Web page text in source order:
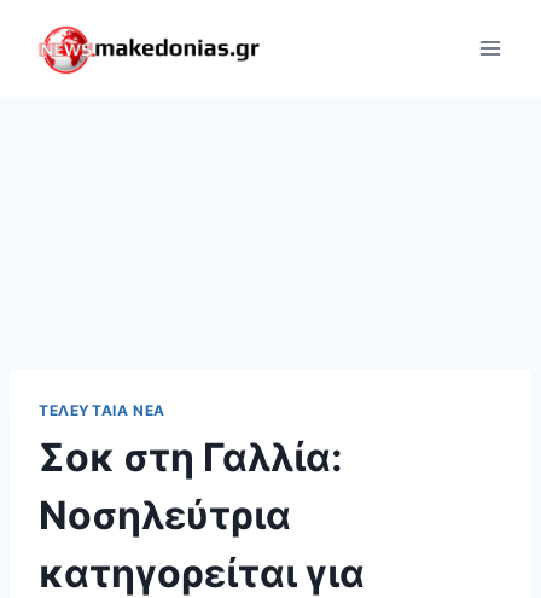
content
ΤΕΛΕΥΤΑΊΑ ΝΈΑ
Σοκ στη Γαλλία:
Νοσηλεύτρια
κατηγορείται για